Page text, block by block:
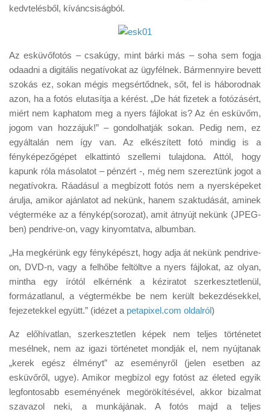
kedvtelésből, kíváncsiságból.
Az esküvőfotós – csakúgy, mint bárki más – soha sem fogja
odaadni a digitális negatívokat az ügyfélnek. Bármennyire bevett
szokás ez, sokan mégis megsértődnek, sőt, fel is háborodnak
azon, ha a fotós elutasítja a kérést. „De hát fizetek a fotózásért,
miért nem kaphatom meg a nyers fájlokat is? Az én esküvőm,
jogom van hozzájuk!” – gondolhatják sokan. Pedig nem, ez
egyáltalán nem így van. Az elkészített fotó mindig is a
fényképezőgépet elkattintó szellemi tulajdona. Attól, hogy
kapunk róla másolatot – pénzért -, még nem szereztünk jogot a
negatívokra. Ráadásul a megbízott fotós nem a nyersképeket
árulja, amikor ajánlatot ad nekünk, hanem szaktudását, aminek
végterméke az a fénykép(sorozat), amit átnyújt nekünk (JPEG-
ben) pendrive-on, vagy kinyomtatva, albumban.
„Ha megkérünk egy fényképészt, hogy adja át nekünk pendrive-
on, DVD-n, vagy a felhőbe feltöltve a nyers fájlokat, az olyan,
mintha egy írótól elkérnénk a kéziratot szerkesztetlenül,
formázatlanul, a végtermékbe be nem került bekezdésekkel,
fejezetekkel együtt.” (idézet a petapixel.com oldalról)
Az előhívatlan, szerkesztetlen képek nem teljes történetet
mesélnek, nem az igazi történetet mondják el, nem nyújtanak
„kerek egész élményt” az eseményről (jelen esetben az
esküvőről, ugye). Amikor megbízol egy fotóst az életed egyik
legfontosabb eseményének megörökítésével, akkor bizalmat
szavazol neki, a munkájának. A fotós majd a teljes